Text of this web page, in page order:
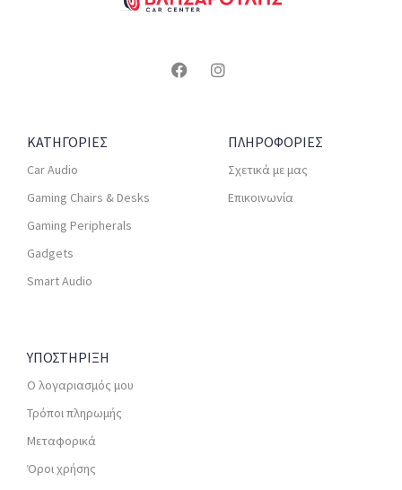
ΚΑΤΗΓΟΡΙΕΣ
Car Audio
Gaming Chairs & Desks
Gaming Peripherals
Gadgets
Smart Audio
ΠΛΗΡΟΦΟΡΙΕΣ
Σχετικά με μας
Επικοινωνία
ΥΠΟΣΤΗΡΙΞΗ
Ο λογαριασμός μου
Τρόποι πληρωμής
Μεταφορικά
Όροι χρήσης